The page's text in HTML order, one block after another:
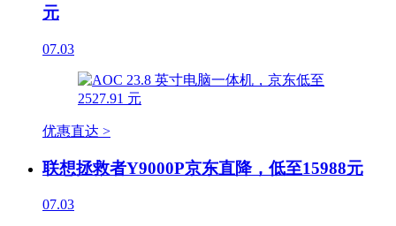
元
07.03
优惠直达 >
联想拯救者Y9000P京东直降，低至15988元
07.03